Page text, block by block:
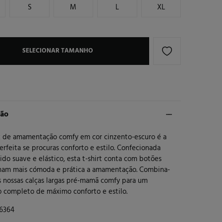
S M L XL
SELECIONAR TAMANHO
amamentação comfy em cor cinzento-escuro é a
se procuras conforto e estilo. Confecionada
suave e elástico, esta t-shirt conta com botões
mais cómoda e prática a amamentação. Combina-
nossas calças largas pré-mamã comfy para um
completo de máximo conforto e estilo.